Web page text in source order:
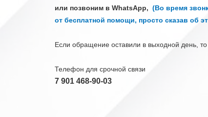
или позвоним в WhatsApp, (Во время
от бесплатной помощи, просто сказав об
Если обращение оставили в выходной день,
Телефон для срочной связи
7 901 468-90-03